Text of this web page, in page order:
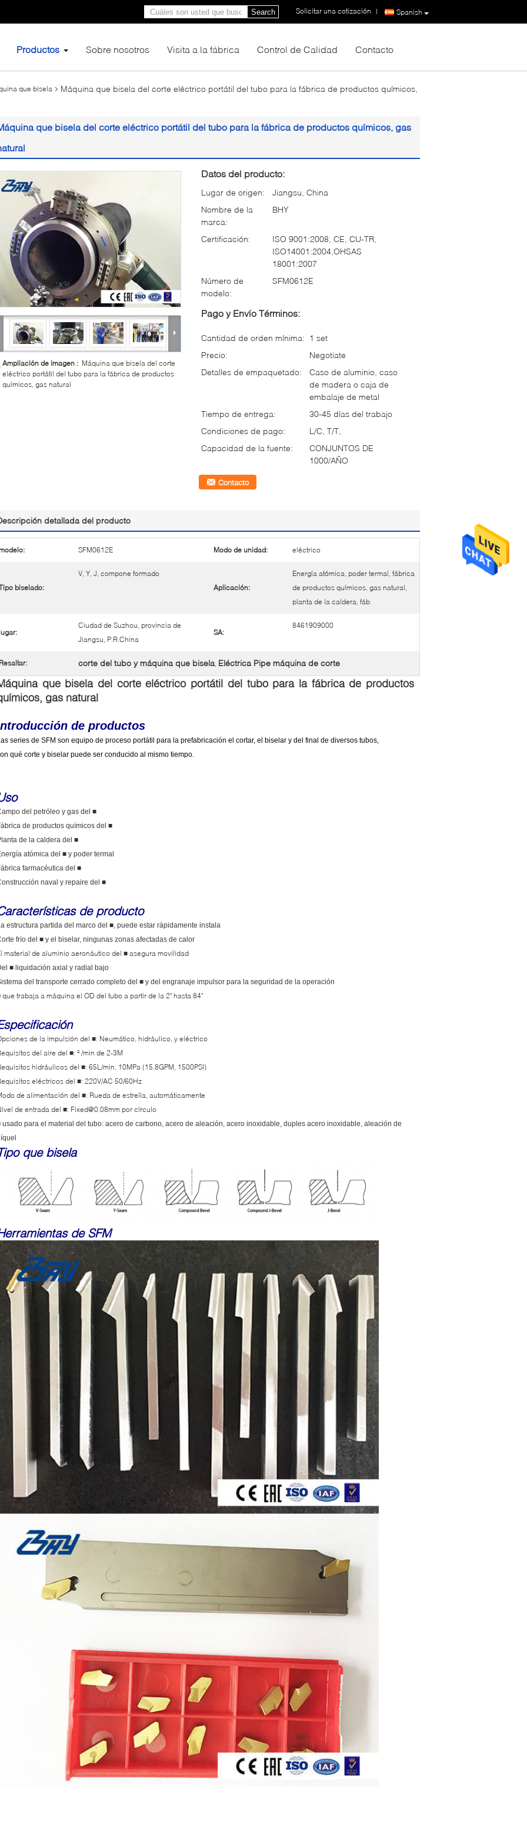
Spanish
Solicitar una cotización |
Search
Productos Sobre nosotros Visita a la fábrica Control de Calidad Contacto
que bisela
Máquina que bisela del corte eléctrico portátil del tubo para la fábrica de productos químicos,
que bisela del corte eléctrico portátil del tubo para la fábrica de productos químicos, gas
Ampliación de imagen : Máquina que bisela del corte
eléctrico portátil del tubo para la fábrica de productos
químicos, gas natural
Datos del producto:
Lugar de origen:
Jiangsu, China
Nombre de la
marca:
BHY
Certificación:
ISO 9001:2008, CE, CU-TR,
ISO14001:2004,OHSAS
18001:2007
Número de
modelo:
SFM0612E
Pago y Envío Términos:
Cantidad de orden mínima: 1 set
Precio:
Negotiate
Detalles de empaquetado:
Caso de aluminio, caso
de madera o caja de
embalaje de metal
Tiempo de entrega:
30-45 días del trabajo
Condiciones de pago:
L/C, T/T,
Capacidad de la fuente:
CONJUNTOS DE
1000/AÑO
Contacto
detallada del producto
SFM0612E Modo de unidad: eléctrico
biselado:
V, Y, J, compone formado
Aplicación:
Energía atómica, poder termal, fábrica
de productos químicos, gas natural,
planta de la caldera, fáb
lugar:
Ciudad de Suzhou, provincia de
Jiangsu, P.R.China
SA:
8461909000
Resaltar: corte del tubo y máquina que bisela, Eléctrica Pipe máquina de corte
que bisela del corte eléctrico portátil del tubo para la fábrica de productos
gas natural
de productos
series de SFM son equipo de proceso portátil para la prefabricación el cortar, el biselar y del final de diversos tubos,
qué corte y biselar puede ser conducido al mismo tiempo.
del petróleo y gas del ■
de productos químicos del ■
de la caldera del ■
atómica del ■ y poder termal
farmacéutica del ■
naval y repaire del ■
de producto
estructura partida del marco del ■, puede estar rápidamente instala
frío del ■ y el biselar, ningunas zonas afectadas de calor
material de aluminio aeronáutico del ■ asegura movilidad
■ liquidación axial y radial bajo
del transporte cerrado completo del ■ y del engranaje impulsor para la seguridad de la operación
que trabaja a máquina el OD del tubo a partir de la 2" hasta 84"
de la impulsión del ■: Neumático, hidráulico, y eléctrico
del aire del ■: ³ /min de 2-3M
hidráulicos del ■: 65L/min, 10MPa (15.8GPM, 1500PSI)
eléctricos del ■: 220V/AC 50/60Hz
de alimentación del ■: Rueda de estrella, automáticamente
de entrada del ■: Fixed@0.08mm por círculo
usado para el material del tubo: acero de carbono, acero de aleación, acero inoxidable, duples acero inoxidable, aleación de
que bisela
de SFM